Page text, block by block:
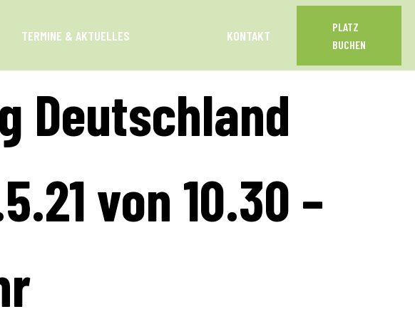
TERMINE & AKTUELLES KONTAKT
PLATZ
BUCHEN
Deutschland
von 10.30 –